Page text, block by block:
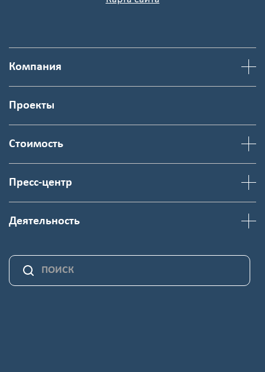
Компания
Проекты
Стоимость
Пресс-центр
Деятельность